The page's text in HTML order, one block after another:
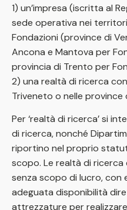
1) un’impresa (iscritta al
sede operativa nei
Fondazioni (province di
Ancona e Mantova per
provincia di Trento per
2) una realtà di ricerca
Triveneto o nelle province
Per ‘realtà di ricerca’ si
di ricerca, nonché
riportino nel proprio
scopo. Le realtà di
senza scopo di lucro, con
adeguata disponibilità
attrezzature per